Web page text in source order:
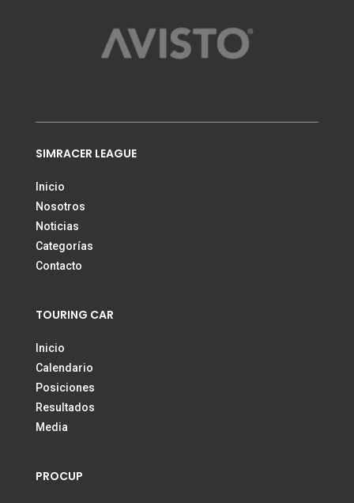
SIMRACER LEAGUE
Inicio
Nosotros
Noticias
Categorías
Contacto
TOURING CAR
Inicio
Calendario
Posiciones
Resultados
Media
PROCUP